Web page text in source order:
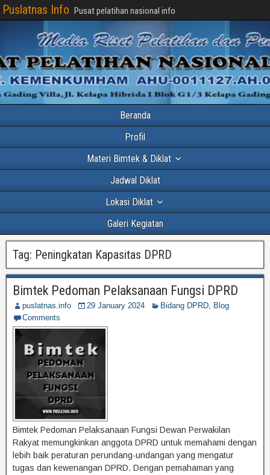
Puslatnas Info Pusat pelatihan nasional info
Beranda
Profil
Materi Bimtek & Diklat
Jadwal Diklat
Lokasi Diklat
Galeri Kegiatan
Tag: Peningkatan Kapasitas DPRD
Bimtek Pedoman Pelaksanaan Fungsi DPRD
puslatnas.info 29 January 2024 Bidang DPRD, Blog
Comments
Bimtek Pedoman Pelaksanaan Fungsi Dewan Perwakilan
Rakyat memungkinkan anggota DPRD untuk memahami dengan
lebih baik peraturan perundang-undangan yang mengatur
tugas dan kewenangan DPRD. Dengan pemahaman yang